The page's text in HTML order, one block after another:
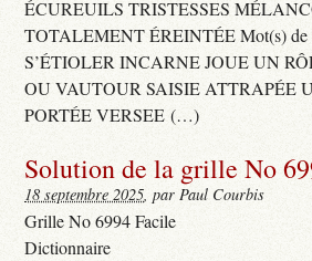
ÉCUREUILS TRISTESSES
TOTALEMENT ÉREINTÉE Mot(s)
S’ÉTIOLER INCARNE JOUE UN
OU VAUTOUR SAISIE ATTRAPÉE
PORTÉE VERSEE (…)
Solution de la grille No
18 septembre 2025, par Paul Courbis
Grille No 6994 Facile
Dictionnaire